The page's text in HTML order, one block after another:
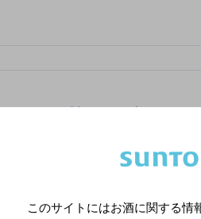
甲府駅より徒歩5分。老舗そば
甲府とりもつ煮を始め魅力ある
このサイトにはお酒に関する情